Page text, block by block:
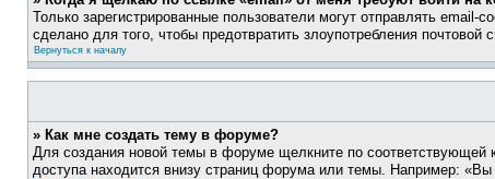
Только зарегистрированные пользователи могут отправлять
сделано для того, чтобы предотвратить злоупотребления
Вернуться к началу
» Как мне создать тему в форуме?
Для создания новой темы в форуме щелкните по соответствующей
доступа находится внизу страниц форума или темы. Например: